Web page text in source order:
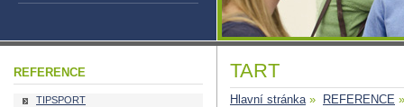
REFERENCE
TIPSPORT
TART
Hlavní stránka» REFERENCE